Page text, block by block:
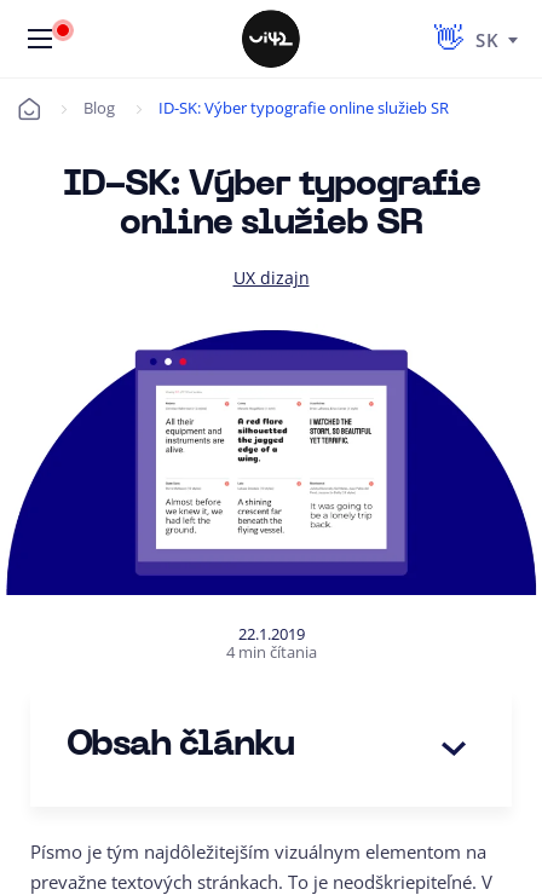
SK
Úvod Blog ID-SK: Výber typografie online služieb SR
ID-SK: Výber typografie
online služieb SR
UX dizajn
22.1.2019
4 min čítania
Obsah článku
Písmo je tým najdôležitejším vizuálnym elementom na
prevažne textových stránkach. To je neodškriepiteľné. V